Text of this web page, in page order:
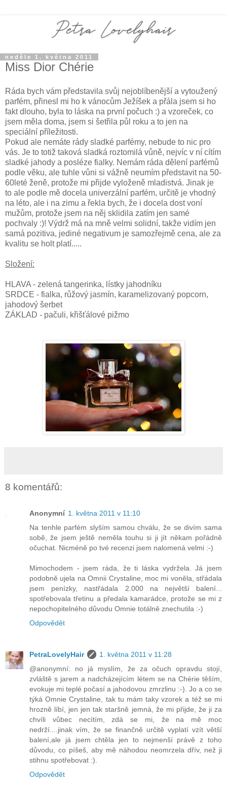
neděle 1. května 2011
Miss Dior Chérie
Ráda bych vám představila svůj nejoblíbenější a vytoužený
parfém, přinesl mi ho k vánocům Ježíšek a přála jsem si ho
fakt dlouho, byla to láska na první počuch :) a vzoreček, co
jsem měla doma, jsem si šetřila půl roku a to jen na
speciální příležitosti.
Pokud ale nemáte rády sladké parfémy, nebude to nic pro
vás. Je to totiž taková sladká roztomilá vůně, nejvíc v ní cítím
sladké jahody a posléze fialky. Nemám ráda dělení parfémů
podle věku, ale tuhle vůni si vážně neumím představit na 50-
60leté ženě, protože mi přijde vyloženě mladistvá. Jinak je
to ale podle mě docela univerzální parfém, určitě je vhodný
na léto, ale i na zimu a řekla bych, že i docela dost voní
mužům, protože jsem na něj sklidila zatím jen samé
pochvaly :)! Výdrž má na mně velmi solidní, takže vidím jen
samá pozitiva, jediné negativum je samozřejmě cena, ale za
kvalitu se holt platí.....
Složení:
HLAVA - zelená tangerinka, lístky jahodníku
SRDCE - fialka, růžový jasmín, karamelizovaný popcorn,
jahodový šerbet
ZÁKLAD - pačuli, křišťálové pižmo
8 komentářů:
Anonymní 1. května 2011 v 11:10
Na tenhle parfém slyším samou chválu, že se divím sama
sobě, že jsem ještě neměla touhu si ji jít někam pořádně
očuchat. Nicméně po tvé recenzi jsem nalomená velmi :-)
Mimochodem - jsem ráda, že ti láska vydržela. Já jsem
podobně ujela na Omnii Crystaline, moc mi voněla, střádala
jsem penízky, nastřádala 2.000 na největší balení...
spotřebovala třetinu a předala kamarádce, protože se mi z
nepochopitelného důvodu Omnie totálně znechutila :-)
Odpovědět
PetraLovelyHair
1. května 2011 v 11:28
@anonymní: no já myslím, že za očuch opravdu stojí,
zvláště s jarem a nadcházejícím létem se na Chérie těším,
evokuje mi teplé počasí a jahodovou zmrzlinu :-). Jo a co se
týká Omnie Crystaline, tak tu mám taky vzorek a též se mi
hrozně líbí, jen jen tak staršně jemná, že mi přijde, že ji za
chvíli vůbec necítím, zdá se mi, že na mě moc
nedrží....jinak vím, že se finančně určitě vyplatí vzít větší
balení,ale já jsem chtěla jen to nejmenší právě z toho
důvodu, co píšeš, aby mě náhodou neomrzela dřív, než ji
stihnu spotřebovat :).
Odpovědět